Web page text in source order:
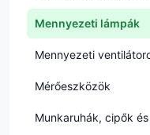
Mennyezeti lámpák
Mennyezeti
Mérőeszközök
Munkaruhák, cipők